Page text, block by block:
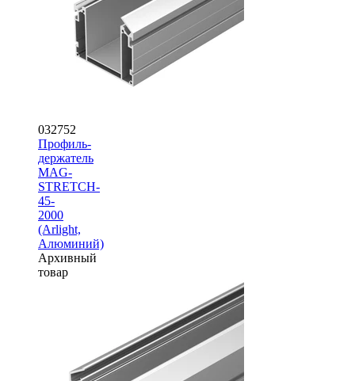
032752
Профиль-
держатель
MAG-
STRETCH-
45-
2000
(Arlight,
Алюминий)
Архивный
товар